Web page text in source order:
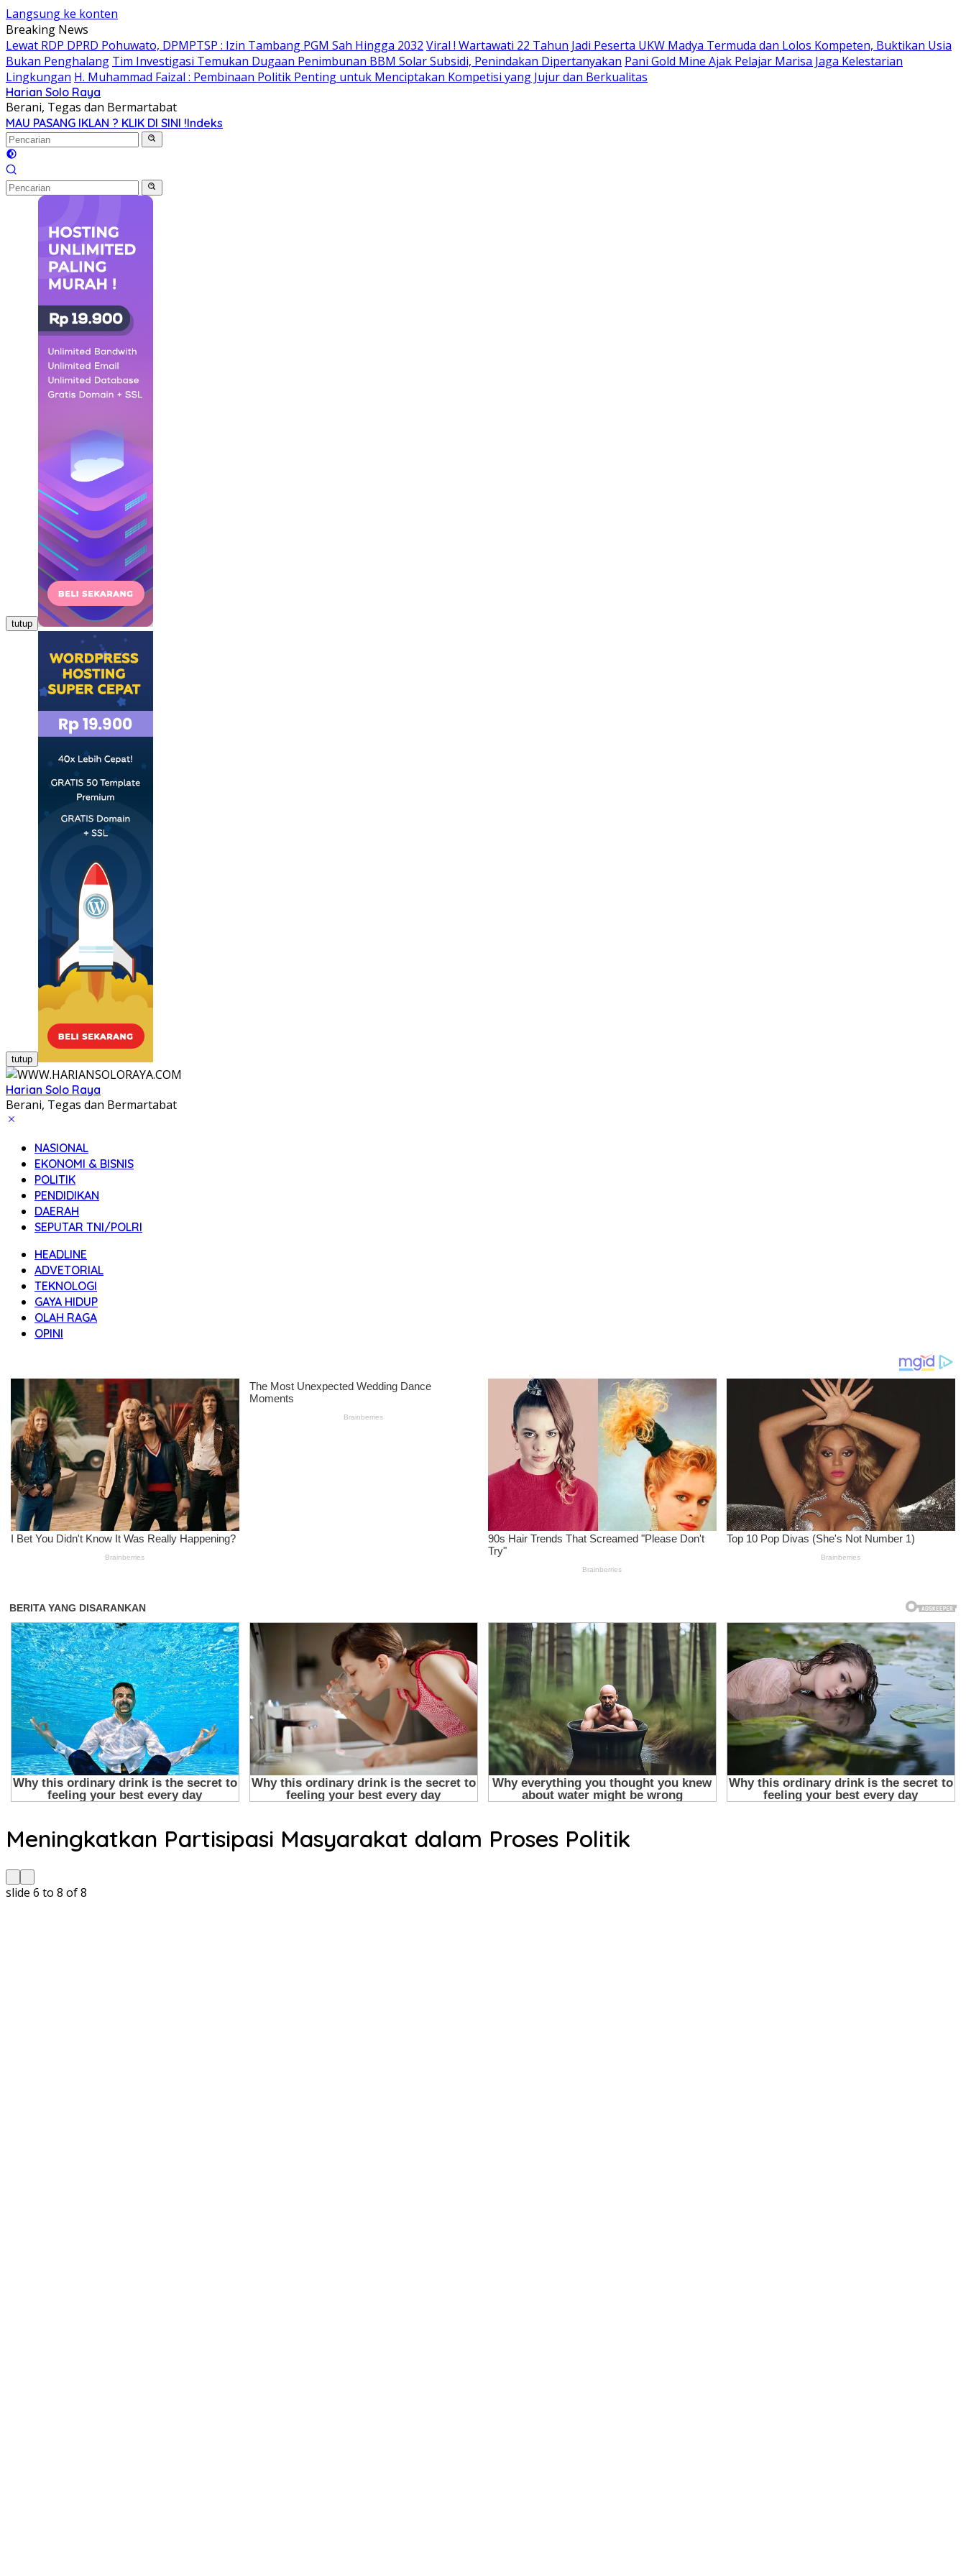
Langsung ke konten
Breaking News
Lewat RDP DPRD Pohuwato, DPMPTSP : Izin Tambang PGM Sah Hingga 2032 Viral ! Wartawati 22 Tahun Jadi Peserta UKW Madya Termuda dan Lolos Kompeten, Buktikan Usia
Bukan Penghalang Tim Investigasi Temukan Dugaan Penimbunan BBM Solar Subsidi, Penindakan Dipertanyakan Pani Gold Mine Ajak Pelajar Marisa Jaga Kelestarian
Lingkungan H. Muhammad Faizal : Pembinaan Politik Penting untuk Menciptakan Kompetisi yang Jujur dan Berkualitas
Harian Solo Raya
Berani, Tegas dan Bermartabat
MAU PASANG IKLAN ? KLIK DI SINI !Indeks
tutup
tutup
Harian Solo Raya
Berani, Tegas dan Bermartabat
NASIONAL
EKONOMI & BISNIS
POLITIK
PENDIDIKAN
DAERAH
SEPUTAR TNI/POLRI
HEADLINE
ADVETORIAL
TEKNOLOGI
GAYA HIDUP
OLAH RAGA
OPINI
Meningkatkan Partisipasi Masyarakat dalam Proses Politik
slide 6 to 8 of 8